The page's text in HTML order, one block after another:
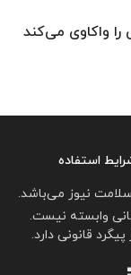
را واکاوی می‌کند
استفاده
نیوز می‌باشد.
وابسته نیست.
قانونی دارد.